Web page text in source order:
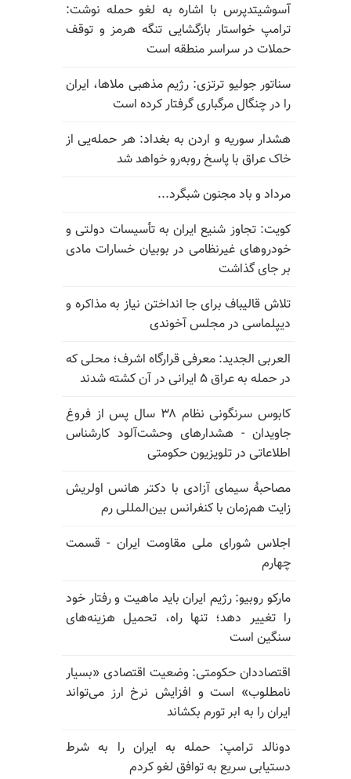
آسوشیتدپرس با اشاره به لغو حمله نوشت:
ترامپ خواستار بازگشایی تنگه هرمز و توقف
حملات در سراسر منطقه است
سناتور جولیو ترتزی: رژیم مذهبی ملاها، ایران
را در چنگال مرگباری گرفتار کرده است
هشدار سوریه و اردن به بغداد: هر حمله‌یی از
خاک عراق با پاسخ روبه‌رو خواهد شد
مرداد و باد مجنون شبگرد...
کویت: تجاوز شنیع ایران به تأسیسات دولتی و
خودروهای غیرنظامی در بوبیان خسارات مادی
بر جای گذاشت
تلاش قالیباف برای جا انداختن نیاز به مذاکره و
دیپلماسی در مجلس آخوندی
العربی الجدید: معرفی قرارگاه اشرف؛ محلی که
در حمله به عراق ۵ ایرانی در آن کشته شدند
کابوس سرنگونی نظام ۳۸ سال پس از فروغ
جاویدان - هشدارهای وحشت‌آلود کارشناس
اطلاعاتی در تلویزیون حکومتی
مصاحبهٔ سیمای آزادی با دکتر هانس اولریش
زایت هم‌زمان با کنفرانس بین‌المللی رم
اجلاس شورای ملی مقاومت ایران - قسمت
چهارم
مارکو روبیو: رژیم ایران باید ماهیت و رفتار خود
را تغییر دهد؛ تنها راه، تحمیل هزینه‌های
سنگین است
اقتصاددان حکومتی: وضعیت اقتصادی «بسیار
نامطلوب» است و افزایش نرخ ارز می‌تواند
ایران را به ابر تورم بکشاند
دونالد ترامپ: حمله به ایران را به شرط
دستیابی سریع به توافق لغو کردم